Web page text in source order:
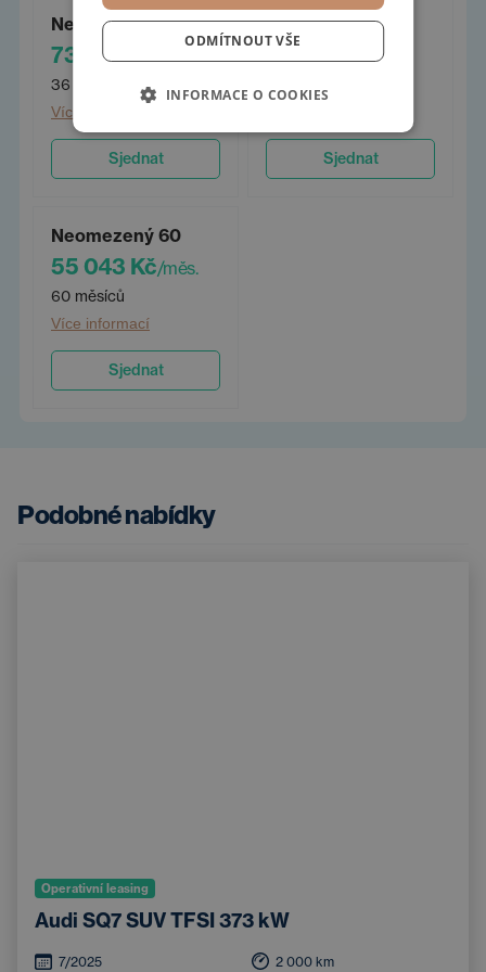
Neomezený 36
73 303 Kč/měs.
36 měsíců
Více informací
Sjednat
Neomezený 48
61 912 Kč/měs.
Sjednat
Neomezený 60
55 043 Kč/měs.
60 měsíců
Více informací
Sjednat
Podobné nabídky
Operativní leasing
Audi SQ7 SUV TFSI 373 kW
7/2025 2 000 km
ODMÍTNOUT VŠE
INFORMACE O COOKIES